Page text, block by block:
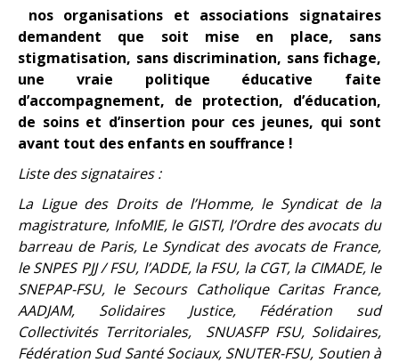
nos organisations et associations signataires
demandent que soit mise en place, sans
stigmatisation, sans discrimination, sans fichage,
une vraie politique éducative faite
d’accompagnement, de protection, d’éducation,
de soins et d’insertion pour ces jeunes, qui sont
avant tout des enfants en souffrance !
Liste des signataires :
La Ligue des Droits de l’Homme, le Syndicat de la
magistrature, InfoMIE, le GISTI, l’Ordre des avocats du
barreau de Paris, Le Syndicat des avocats de France,
le SNPES PJJ / FSU, l’ADDE, la FSU, la CGT, la CIMADE, le
SNEPAP-FSU, le Secours Catholique Caritas France,
AADJAM, Solidaires Justice, Fédération sud
Collectivités Territoriales,
SNUASFP FSU, Solidaires,
Fédération Sud Santé Sociaux, SNUTER-FSU, Soutien à